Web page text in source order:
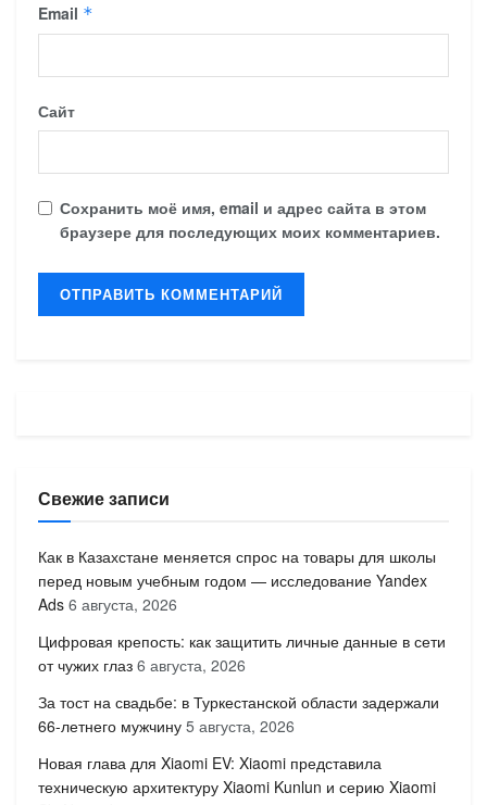
Email *
Сайт
Сохранить моё имя, email и адрес сайта в этом
браузере для последующих моих комментариев.
Свежие записи
Как в Казахстане меняется спрос на товары для школы
перед новым учебным годом — исследование Yandex
Ads 6 августа, 2026
Цифровая крепость: как защитить личные данные в сети
от чужих глаз 6 августа, 2026
За тост на свадьбе: в Туркестанской области задержали
66-летнего мужчину 5 августа, 2026
Новая глава для Xiaomi EV: Xiaomi представила
техническую архитектуру Xiaomi Kunlun и серию Xiaomi